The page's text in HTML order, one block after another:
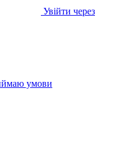
Увійти через
умови